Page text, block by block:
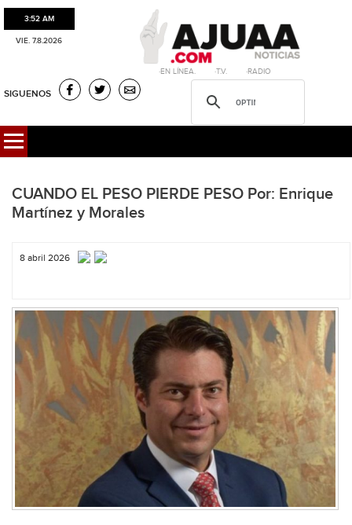
3:52 AM
VIE. 7.8.2026
·EN LÍNEA. ·T.V. ·RADIO
SIGUENOS
CUANDO EL PESO PIERDE PESO Por: Enrique
Martínez y Morales
8 abril 2026